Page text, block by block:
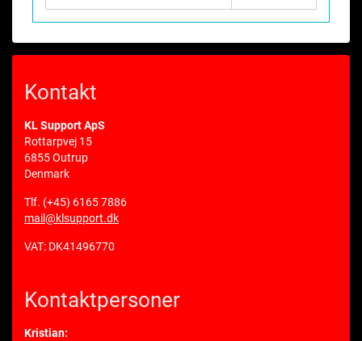
Kontakt
KL Support ApS
Rottarpvej 15
6855 Outrup
Denmark
Tlf. (+45) 6165 7886
mail@klsupport.dk
VAT: DK41496770
Kontaktpersoner
Kristian: